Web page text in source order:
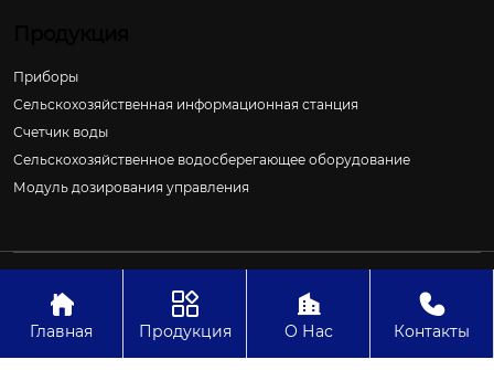
Приборы
Сельскохозяйственная информационная станция
Счетчик воды
Сельскохозяйственное водосберегающее оборудование
Модуль дозирования управления
Электроэнергетики И Управление Проект

Главная

Продукция

О Нас

Контакты